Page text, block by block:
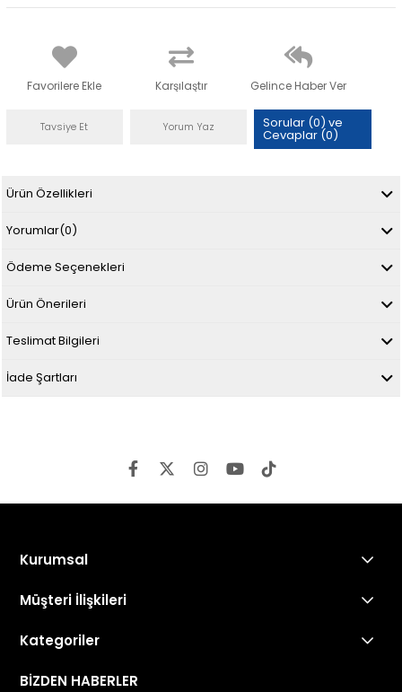
Favorilere Ekle Karşılaştır Gelince Haber Ver
Tavsiye Et Yorum Yaz Sorular (0) ve
Cevaplar (0)
Ürün Özellikleri
Yorumlar(0)
Ödeme Seçenekleri
Ürün Önerileri
Teslimat Bilgileri
İade Şartları
Kurumsal
Müşteri İlişkileri
Kategoriler
BİZDEN HABERLER